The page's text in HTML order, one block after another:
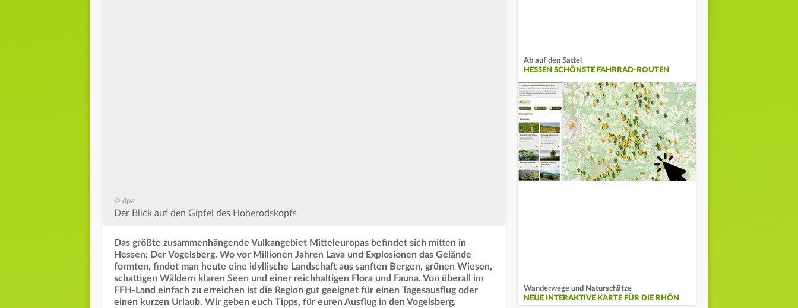
© dpa
Der Blick auf den Gipfel des Hoherodskopfs
Das größte zusammenhängende Vulkangebiet Mitteleuropas befindet sich mitten in
Hessen: Der Vogelsberg. Wo vor Millionen Jahren Lava und Explosionen das Gelände
formten, findet man heute eine idyllische Landschaft aus sanften Bergen, grünen Wiesen,
schattigen Wäldern klaren Seen und einer reichhaltigen Flora und Fauna. Von überall im
FFH-Land einfach zu erreichen ist die Region gut geeignet für einen Tagesausflug oder
einen kurzen Urlaub. Wir geben euch Tipps, für euren Ausflug in den Vogelsberg.
Ab auf den Sattel
HESSEN SCHÖNSTE FAHRRAD-ROUTEN
Wanderwege und Naturschätze
NEUE INTERAKTIVE KARTE FÜR DIE RHÖN